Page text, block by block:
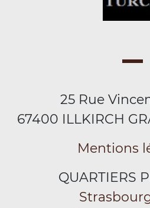
25 Rue
67400 ILLKIRCH
Mentions
QUARTIERS